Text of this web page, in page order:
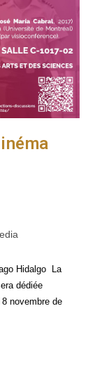
Hidalgo La
dédiée
novembre de